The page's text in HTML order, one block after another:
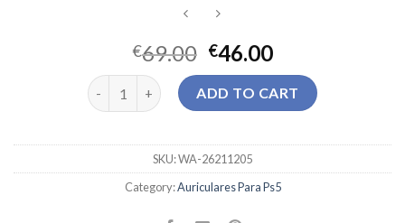
€69.00 €46.00
auriculares para ps5 quantity
ADD TO CART
SKU:WA-26211205
Category:Auriculares Para Ps5